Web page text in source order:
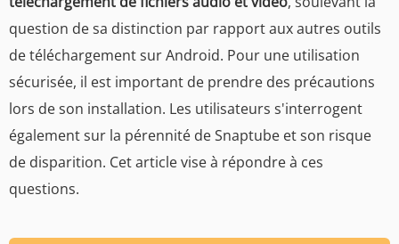
question de sa distinction par rapport aux autres outils
de téléchargement sur Android. Pour une utilisation
sécurisée, il est important de prendre des précautions
lors de son installation. Les utilisateurs s'interrogent
également sur la pérennité de Snaptube et son risque
de disparition. Cet article vise à répondre à ces
questions.